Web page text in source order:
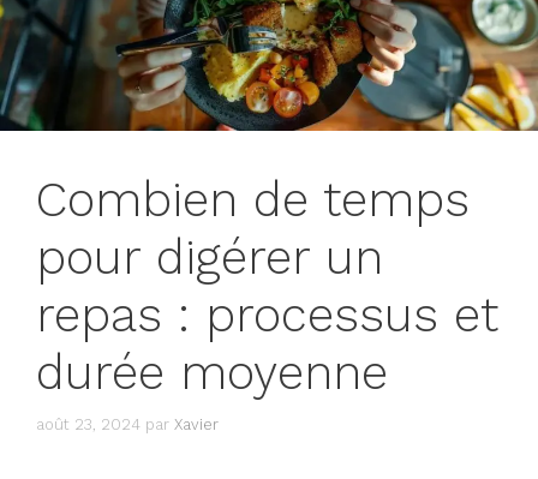
Combien de temps
pour digérer un
repas : processus et
durée moyenne
août 23, 2024 par Xavier